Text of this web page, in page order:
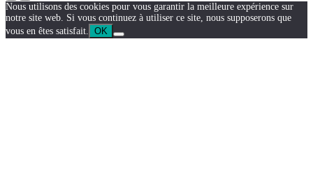
Nous utilisons des cookies pour vous garantir la meilleure expérience sur
notre site web. Si vous continuez à utiliser ce site, nous supposerons que
vous en êtes satisfait.
OK